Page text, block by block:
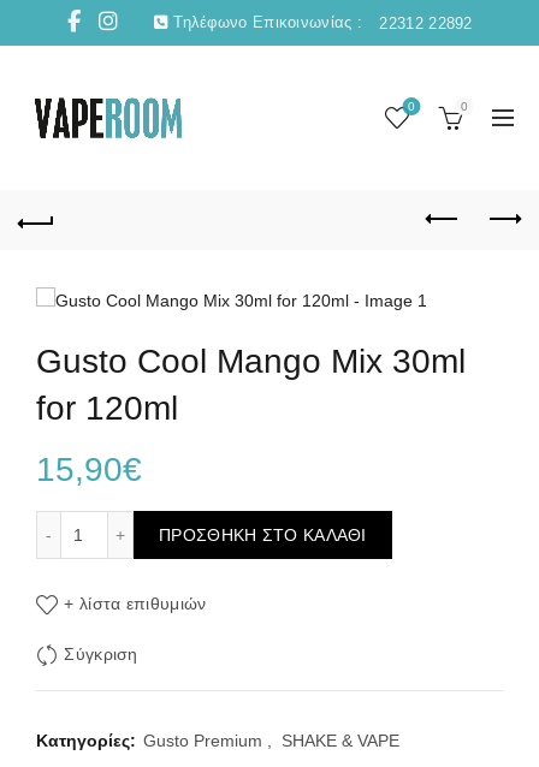
Τηλέφωνο Επικοινωνίας : 22312 22892
0 0
Gusto Cool Mango Mix 30ml
for 120ml
15,90€
ΠΡΟΣΘΉΚΗ ΣΤΟ ΚΑΛΆΘΙ
+ λίστα επιθυμιών
Σύγκριση
Κατηγορίες: Gusto Premium , SHAKE & VAPE